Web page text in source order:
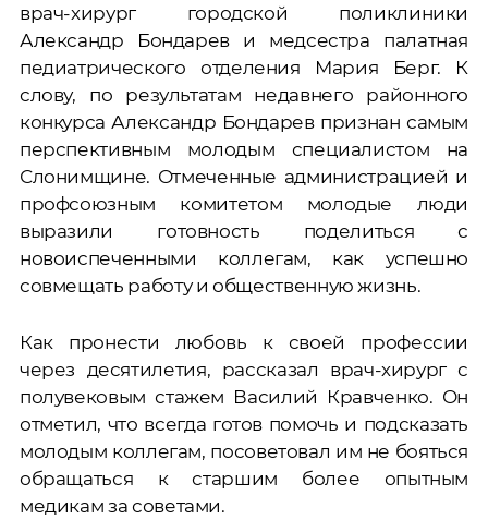
врач-хирург городской поликлиники
Александр Бондарев и медсестра палатная
педиатрического отделения Мария Берг. К
слову, по результатам недавнего районного
конкурса Александр Бондарев признан самым
перспективным молодым специалистом на
Слонимщине. Отмеченные администрацией и
профсоюзным комитетом молодые люди
выразили готовность поделиться с
новоиспеченными коллегам, как успешно
совмещать работу и общественную жизнь.
Как пронести любовь к своей профессии
через десятилетия, рассказал врач-хирург с
полувековым стажем Василий Кравченко. Он
отметил, что всегда готов помочь и подсказать
молодым коллегам, посоветовал им не бояться
обращаться к старшим более опытным
медикам за советами.